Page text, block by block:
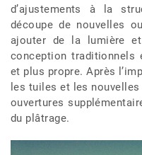
d’ajustements à la
découpe de nouvelles
ajouter de la lumière
conception traditionnels
et plus propre. Après
les tuiles et les
ouvertures
du plâtrage.